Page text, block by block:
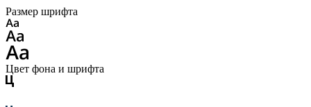
Размер шрифта
Цвет фона и шрифта